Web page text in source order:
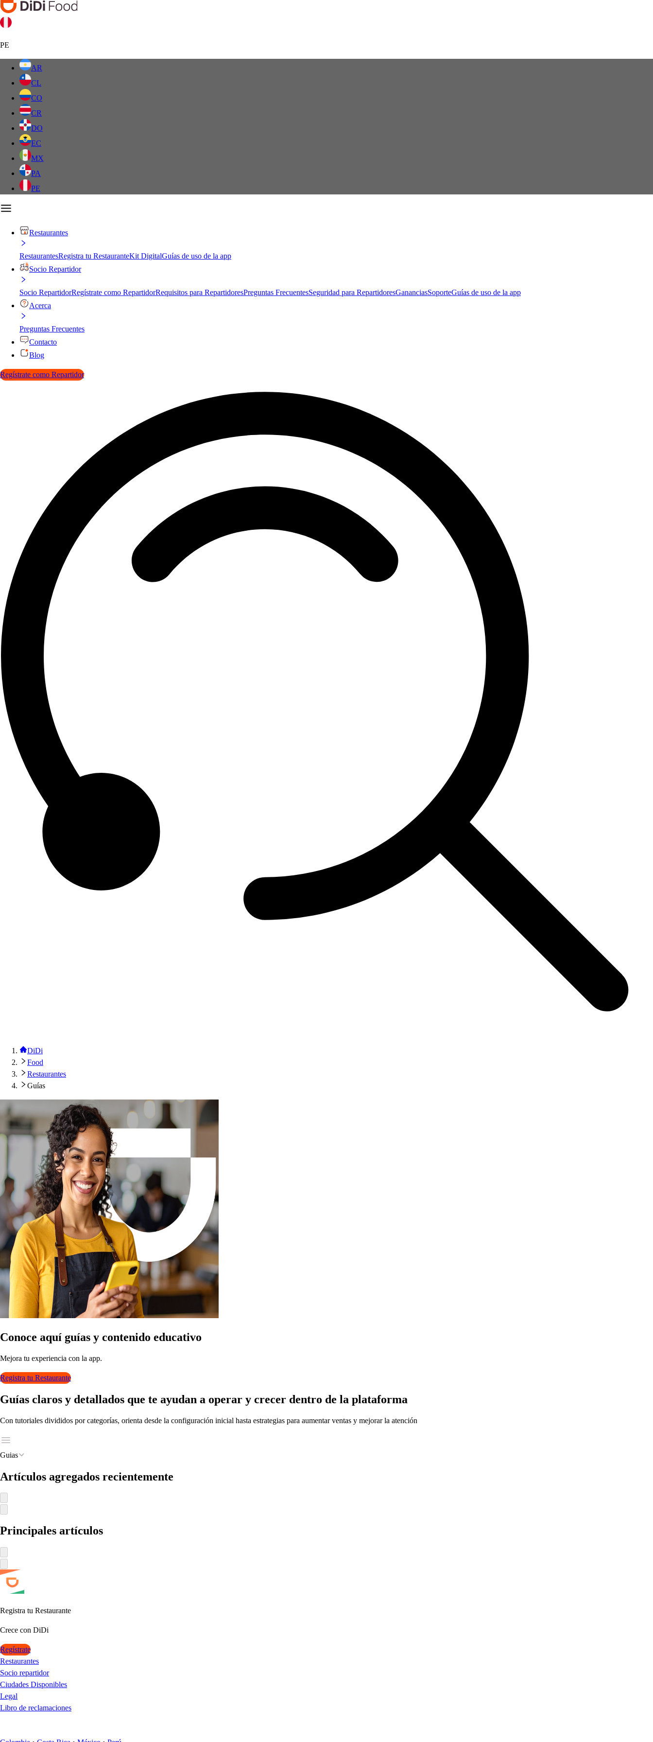
PE
AR
CL
CO
CR
DO
EC
MX
PA
PE
Restaurantes
RestaurantesRegistra tu RestauranteKit DigitalGuías de uso de la app
Socio Repartidor
Socio RepartidorRegístrate como RepartidorRequisitos para RepartidoresPreguntas FrecuentesSeguridad para RepartidoresGananciasSoporteGuías de uso de la app
Acerca
Preguntas Frecuentes
Contacto
Blog
Regístrate como Repartidor
DiDi
Food
Restaurantes
Guías
Conoce aquí guías y contenido educativo
Mejora tu experiencia con la app.
Registra tu Restaurante
Guías claros y detallados que te ayudan a operar y crecer dentro de la plataforma
Con tutoriales divididos por categorías, orienta desde la configuración inicial hasta estrategias para aumentar ventas y mejorar la atención
Guias
Artículos agregados recientemente
Principales artículos
Registra tu Restaurante
Crece con DiDi
Regístrate
Restaurantes
Socio repartidor
Ciudades Disponibles
Legal
Libro de reclamaciones